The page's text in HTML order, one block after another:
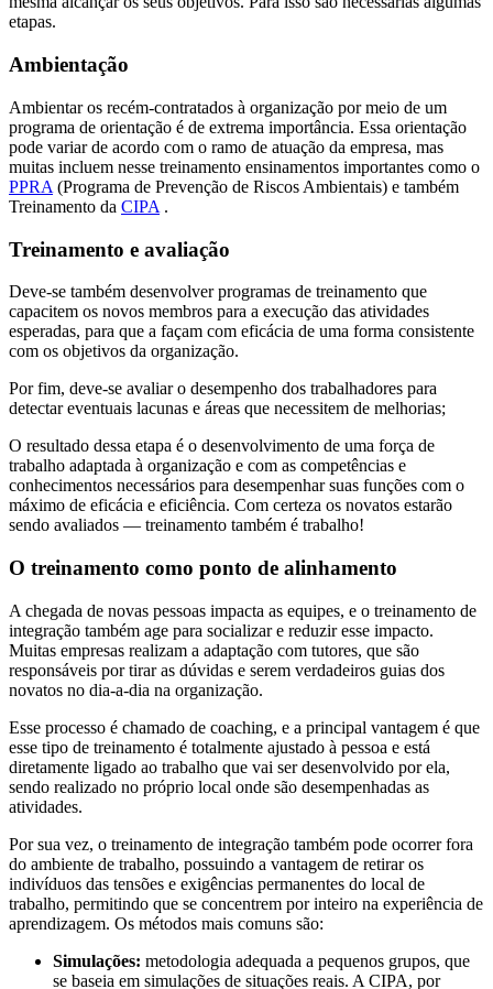
etapas.
Ambientação
Ambientar os recém-contratados à organização por meio de um
programa de orientação é de extrema importância. Essa orientação
pode variar de acordo com o ramo de atuação da empresa, mas
muitas incluem nesse treinamento ensinamentos importantes como o
PPRA (Programa de Prevenção de Riscos Ambientais) e também
Treinamento da CIPA .
Treinamento e avaliação
Deve-se também desenvolver programas de treinamento que
capacitem os novos membros para a execução das atividades
esperadas, para que a façam com eficácia de uma forma consistente
com os objetivos da organização.
Por fim, deve-se avaliar o desempenho dos trabalhadores para
detectar eventuais lacunas e áreas que necessitem de melhorias;
O resultado dessa etapa é o desenvolvimento de uma força de
trabalho adaptada à organização e com as competências e
conhecimentos necessários para desempenhar suas funções com o
máximo de eficácia e eficiência. Com certeza os novatos estarão
sendo avaliados — treinamento também é trabalho!
O treinamento como ponto de alinhamento
A chegada de novas pessoas impacta as equipes, e o treinamento de
integração também age para socializar e reduzir esse impacto.
Muitas empresas realizam a adaptação com tutores, que são
responsáveis por tirar as dúvidas e serem verdadeiros guias dos
novatos no dia-a-dia na organização.
Esse processo é chamado de coaching, e a principal vantagem é que
esse tipo de treinamento é totalmente ajustado à pessoa e está
diretamente ligado ao trabalho que vai ser desenvolvido por ela,
sendo realizado no próprio local onde são desempenhadas as
atividades.
Por sua vez, o treinamento de integração também pode ocorrer fora
do ambiente de trabalho, possuindo a vantagem de retirar os
indivíduos das tensões e exigências permanentes do local de
trabalho, permitindo que se concentrem por inteiro na experiência de
aprendizagem. Os métodos mais comuns são:
Simulações: metodologia adequada a pequenos grupos, que
se baseia em simulações de situações reais. A CIPA, por